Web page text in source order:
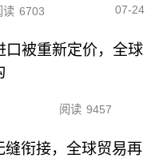
读 6703 07-24
口被重新定价，全球
阅读 9457
缝衔接，全球贸易再